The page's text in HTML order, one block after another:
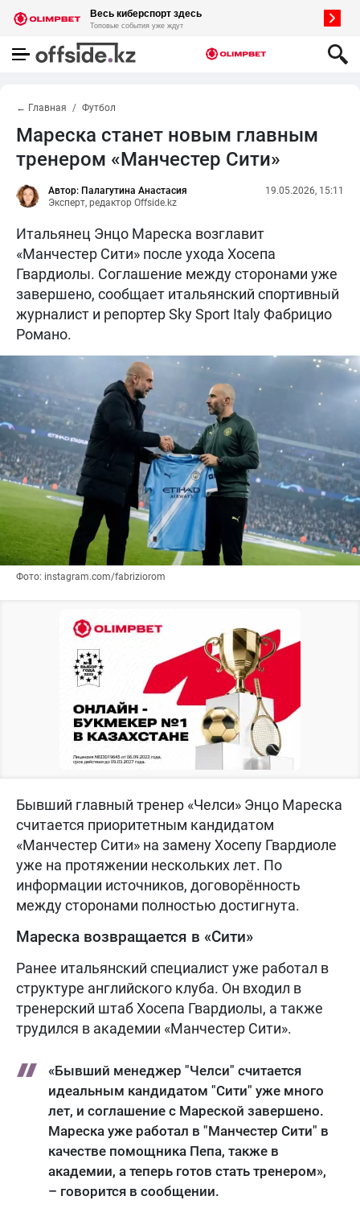
← Главная Футбол
Мареска станет новым главным
тренером «Манчестер Сити»
Автор: Палагутина Анастасия
Эксперт, редактор Offside.kz
19.05.2026, 15:11
Итальянец Энцо Мареска возглавит
«Манчестер Сити» после ухода Хосепа
Гвардиолы. Соглашение между сторонами уже
завершено, сообщает итальянский спортивный
журналист и репортер Sky Sport Italy Фабрицио
Романо.
Фото: instagram.com/fabriziorom
Бывший главный тренер «Челси» Энцо Мареска
считается приоритетным кандидатом
«Манчестер Сити» на замену Хосепу Гвардиоле
уже на протяжении нескольких лет. По
информации источников, договорённость
между сторонами полностью достигнута.
Мареска возвращается в «Сити»
Ранее итальянский специалист уже работал в
структуре английского клуба. Он входил в
тренерский штаб Хосепа Гвардиолы, а также
трудился в академии «Манчестер Сити».
«Бывший менеджер "Челси" считается
идеальным кандидатом "Сити" уже много
лет, и соглашение с Мареской завершено.
Мареска уже работал в "Манчестер Сити" в
качестве помощника Пепа, также в
академии, а теперь готов стать тренером»,
– говорится в сообщении.